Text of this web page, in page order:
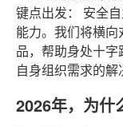
键点出发： 安全
能力。我们将横向
品，帮助身处十
自身组织需求的解
2026年，为什